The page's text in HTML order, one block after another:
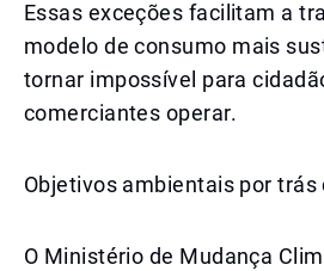
Essas exceções facilitam a
modelo de consumo mais
tornar impossível para
comerciantes operar.
Objetivos ambientais por trás
O Ministério de Mudança